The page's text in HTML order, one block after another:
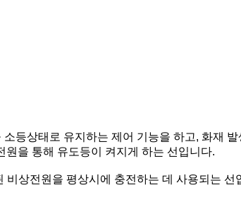
등상태로 유지하는 제어 기능을 하고, 화재
원을 통해 유도등이 켜지게 하는 선입니다.
비상전원을 평상시에 충전하는 데 사용되는 선